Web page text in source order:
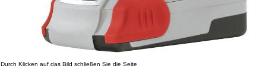
Durch Klicken auf das Bild schließen Sie die Seite